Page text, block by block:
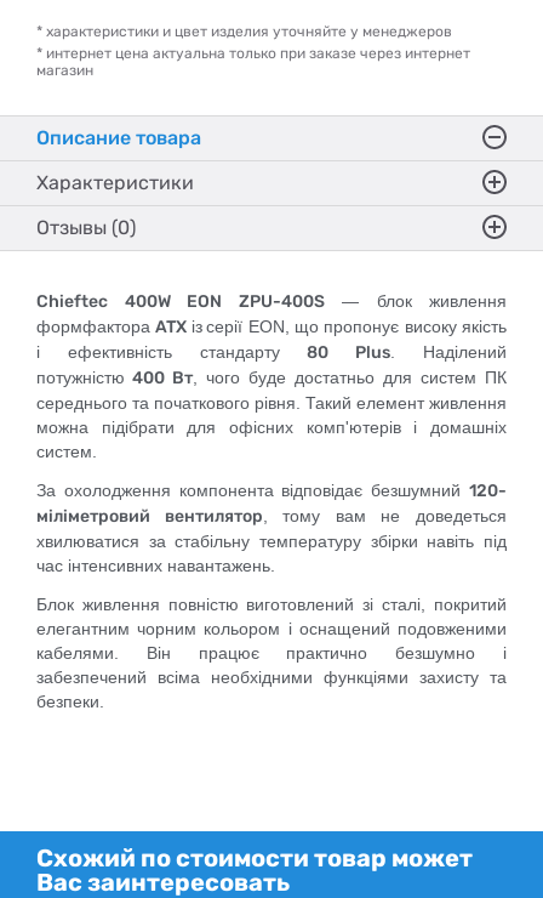
* характеристики и цвет изделия уточняйте у менеджеров
* интернет цена актуальна только при заказе через интернет
магазин
Описание товара
Характеристики
Отзывы (0)
Chieftec 400W EON ZPU-400S— блок живлення
формфактораATX із серії EON, що пропонує високу якість
і ефективність стандарту80 Plus . Наділений
потужністю 400 Вт, чого буде достатньо для систем ПК
середнього та початкового рівня. Такий елемент живлення
можна підібрати для офісних комп'ютерів і домашніх
систем.
За охолодження компонента відповідає безшумний 120-
міліметровий вентилятор , тому вам не доведеться
хвилюватися за стабільну температуру збірки навіть під
час інтенсивних навантажень.
Блок живлення повністю виготовлений зі сталі, покритий
елегантним чорним кольором і оснащений подовженими
кабелями. Він працює практично безшумно і
забезпечений всіма необхідними функціями захисту та
безпеки.
Схожий по стоимости товар может
Вас заинтересовать